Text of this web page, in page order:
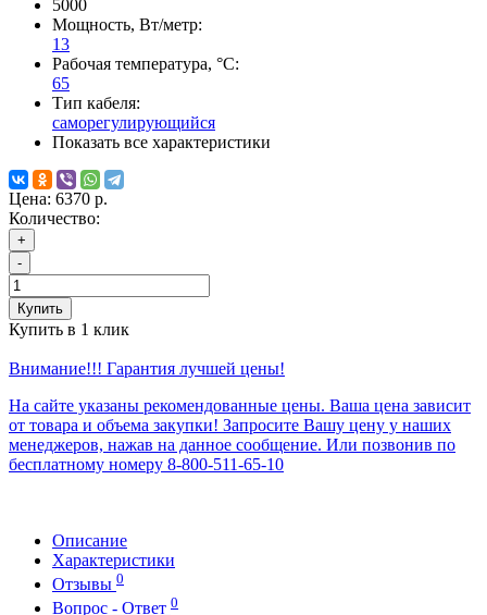
5000
Мощность, Вт/метр:
13
Рабочая температура, °C:
65
Тип кабеля:
саморегулирующийся
Показать все характеристики
Цена: 6370 р.
Количество:
+
-
Купить
Купить в 1 клик
Внимание!!! Гарантия лучшей цены!
На сайте указаны рекомендованные цены. Ваша цена зависит
от товара и объема закупки! Запросите Вашу цену у наших
менеджеров, нажав на данное сообщение. Или позвонив по
бесплатному номеру 8-800-511-65-10
Описание
Характеристики
Отзывы 0
Вопрос - Ответ 0